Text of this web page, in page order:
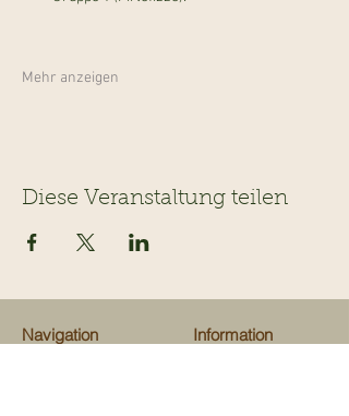
Mehr anzeigen
Diese Veranstaltung teilen
Navigation Information